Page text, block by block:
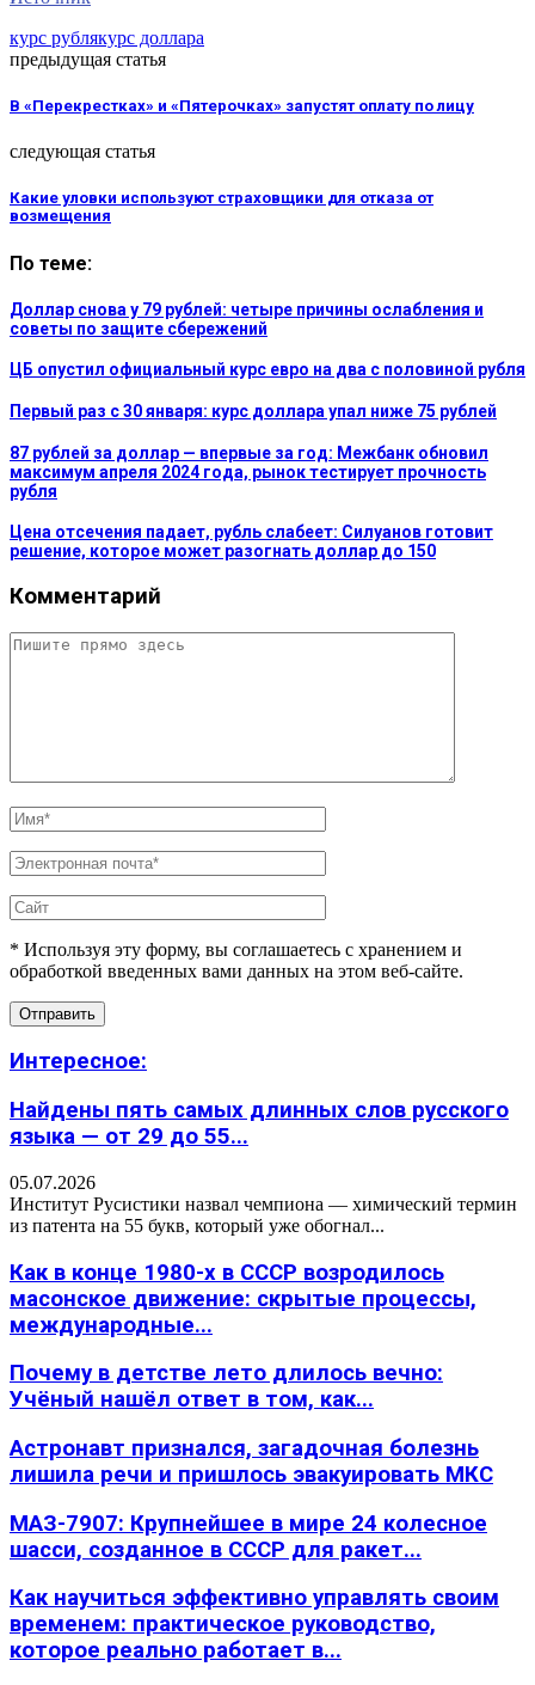
курс рублякурс доллара
предыдущая статья
В «Перекрестках» и «Пятерочках» запустят оплату по лицу
следующая статья
Какие уловки используют страховщики для отказа от
возмещения
По теме:
Доллар снова у 79 рублей: четыре причины ослабления и
советы по защите сбережений
ЦБ опустил официальный курс евро на два с половиной рубля
Первый раз с 30 января: курс доллара упал ниже 75 рублей
87 рублей за доллар — впервые за год: Межбанк обновил
максимум апреля 2024 года, рынок тестирует прочность
рубля
Цена отсечения падает, рубль слабеет: Силуанов готовит
решение, которое может разогнать доллар до 150
Комментарий
* Используя эту форму, вы соглашаетесь с хранением и
обработкой введенных вами данных на этом веб-сайте.
Интересное:
Найдены пять самых длинных слов русского
языка — от 29 до 55...
05.07.2026
Институт Русистики назвал чемпиона — химический термин
из патента на 55 букв, который уже обогнал...
Как в конце 1980-х в СССР возродилось
масонское движение: скрытые процессы,
международные...
Почему в детстве лето длилось вечно:
Учёный нашёл ответ в том, как...
Астронавт признался, загадочная болезнь
лишила речи и пришлось эвакуировать МКС
МАЗ-7907: Крупнейшее в мире 24 колесное
шасси, созданное в СССР для ракет...
Как научиться эффективно управлять своим
временем: практическое руководство,
которое реально работает в...